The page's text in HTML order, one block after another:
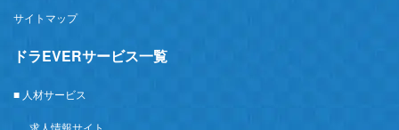
サイトマップ
ドラEVERサービス一覧
■ 人材サービス